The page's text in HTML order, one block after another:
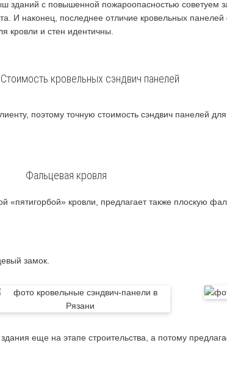
зданий с повышенной пожароопасностью советуем
И наконец, последнее отличие кровельных панелей
кровли и стен идентичны.
Стоимость кровельных сэндвич панелей
поэтому точную стоимость сэндвич панелей
Фальцевая кровля
кровли, предлагает также плоскую
замок.
еще на этапе строительства, а потому